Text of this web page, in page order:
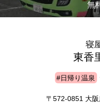
無
寝
東香
#日帰り温泉
〒572-0851 大